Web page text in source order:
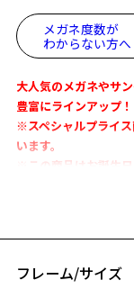
メガネ度数が
わからない方へ
大人気のメガネやサ
豊富にラインアップ！
※スペシャルプライ
います。
※この商品はお誕生
定番のカタチを、
『 Zoff SMART
【デザイン】
フレーム/サイズ